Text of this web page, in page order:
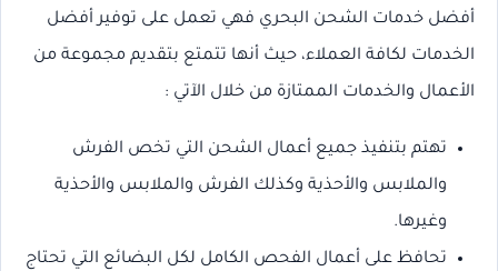
أفضل خدمات الشحن البحري فهي تعمل على توفير أفضل
الخدمات لكافة العملاء، حيث أنها تتمتع بتقديم مجموعة من
الأعمال والخدمات الممتازة من خلال الآتي :
تهتم بتنفيذ جميع أعمال الشحن التي تخص الفرش
والملابس والأحذية وكذلك الفرش والملابس والأحذية
وغيرها.
تحافظ على أعمال الفحص الكامل لكل البضائع التي تحتاج